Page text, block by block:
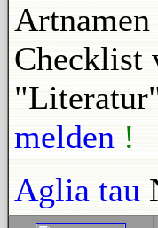
melden !
Aglia tau